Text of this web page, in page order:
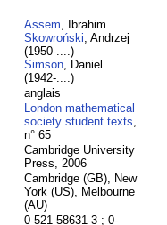
Assem, Ibrahim
Skowroński, Andrzej
(1950-....)
Simson, Daniel
(1942-....)
anglais
London mathematical
society student texts,
n° 65
Cambridge University
Press, 2006
Cambridge (GB), New
York (US), Melbourne
(AU)
0-521-58631-3 ; 0-